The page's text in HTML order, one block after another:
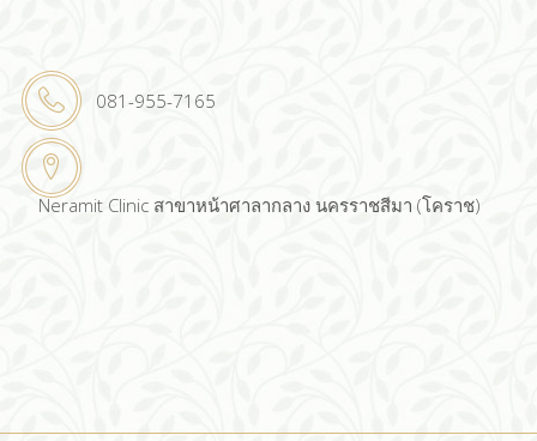
081-955-7165
Neramit Clinic สาขาหน้าศาลากลาง นครราชสีมา (โคราช)